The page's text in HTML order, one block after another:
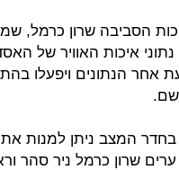
איכות האוויר של
אחר הנתונים ויפעלו
שם.
בחדר המצב ניתן למנות
שרון כרמל ניר סהר